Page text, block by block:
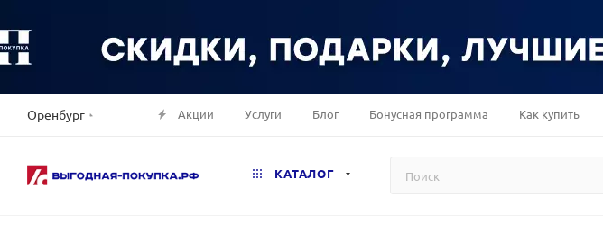
Оренбург Акции Услуги Блог Бонусная программа Как купить
КАТАЛОГ